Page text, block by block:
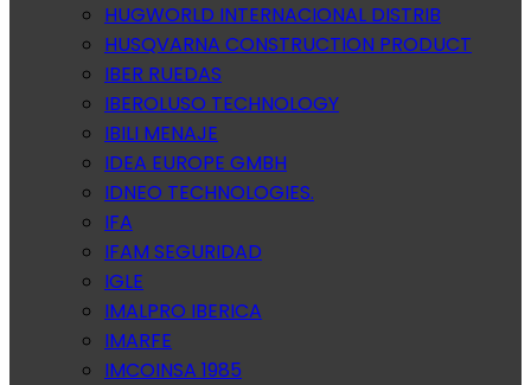
HUGWORLD INTERNACIONAL DISTRIB
HUSQVARNA CONSTRUCTION PRODUCT
IBER RUEDAS
IBEROLUSO TECHNOLOGY
IBILI MENAJE
IDEA EUROPE GMBH
IDNEO TECHNOLOGIES.
IFA
IFAM SEGURIDAD
IGLE
IMALPRO IBERICA
IMARFE
IMCOINSA 1985